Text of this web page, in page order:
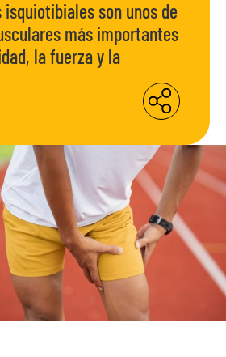
isquiotibiales son unos de
más importantes
la fuerza y la